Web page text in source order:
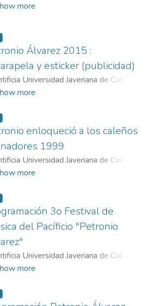
)Cali. Alcaldía. Secretaría de Cultura y
more
Álvarez 2015 :
y esticker (publicidad)
Universidad Javeriana de Cali
)Cali. Alcaldía. Secretaría de Cultura y
more
enloqueció a los caleños
1999
Universidad Javeriana de Cali
)Cali. Alcaldía. Secretaría de Cultura y
more
3o Festival de
del Pacíficio "Petronio
Universidad Javeriana de Cali
)Cali. Alcaldía. Secretaría de Cultura y
more